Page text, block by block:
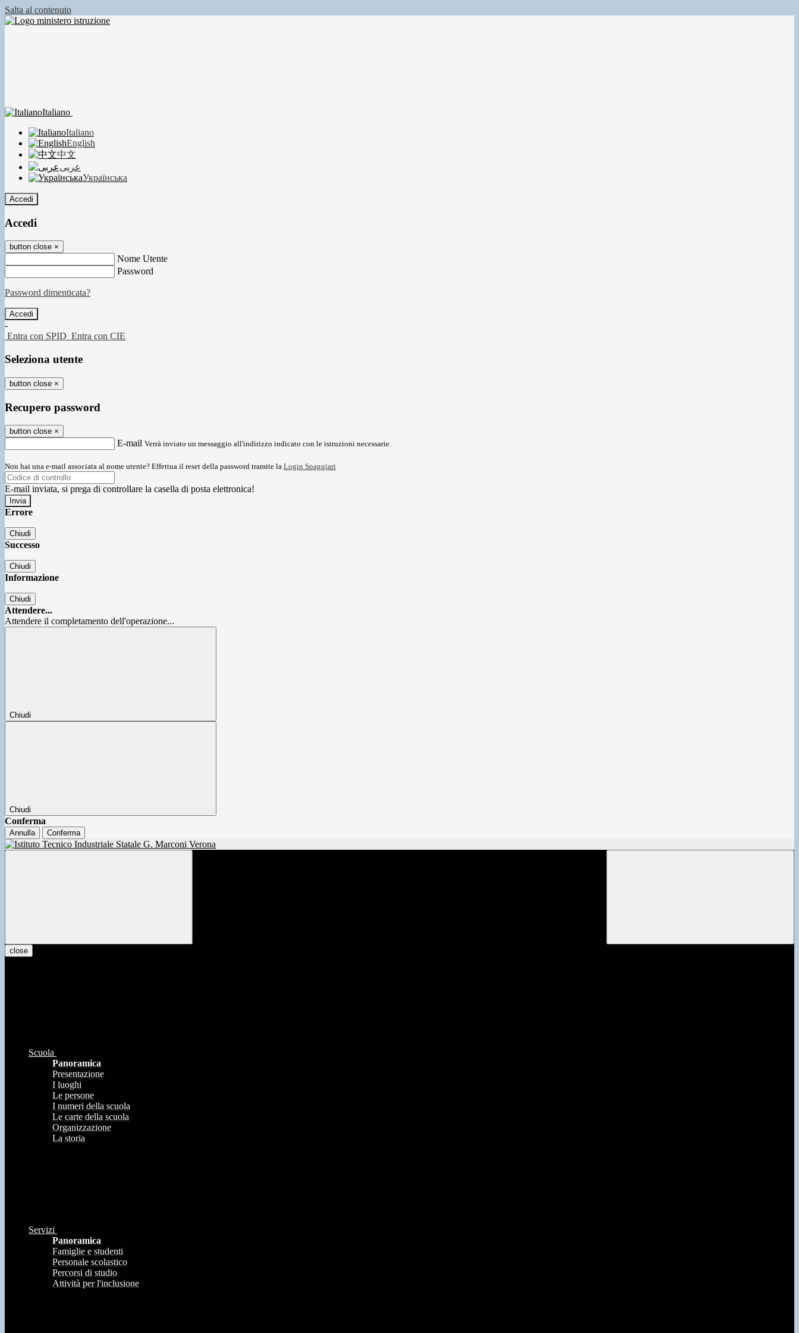
Salta al contenuto
Italiano
Italiano
English
中文
عربى
Українська
Accedi
Accedi
button close ×
Nome Utente
Password
Password dimenticata?
-
Entra con SPID Entra con CIE
Seleziona utente
button close ×
Recupero password
button close ×
E-mail Verrà inviato un messaggio all'indirizzo indicato con le istruzioni necessarie.
Non hai una e-mail associata al nome utente? Effettua il reset della password tramite la Login Spaggiari
E-mail inviata, si prega di controllare la casella di posta elettronica!
Errore
Chiudi
Successo
Chiudi
Informazione
Chiudi
Attendere...
Attendere il completamento dell'operazione...
Chiudi
Chiudi
Conferma
Annulla Conferma
close
Scuola
Panoramica
Presentazione
I luoghi
Le persone
I numeri della scuola
Le carte della scuola
Organizzazione
La storia
Servizi
Panoramica
Famiglie e studenti
Personale scolastico
Percorsi di studio
Attività per l'inclusione